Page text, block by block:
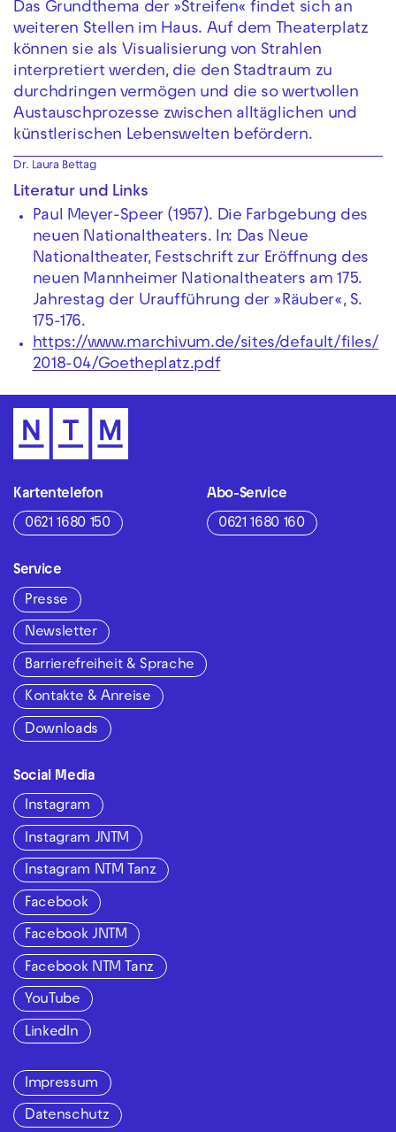
Das Grundthema der »Streifen« findet sich an
weiteren Stellen im Haus. Auf dem Theaterplatz
können sie als Visualisierung von Strahlen
interpretiert werden, die den Stadtraum zu
durchdringen vermögen und die so wertvollen
Austauschprozesse zwischen alltäglichen und
künstlerischen Lebenswelten befördern.
Dr. Laura Bettag
Literatur und Links
Paul Meyer-Speer (1957). Die Farbgebung des
neuen Nationaltheaters. In: Das Neue
Nationaltheater, Festschrift zur Eröffnung des
neuen Mannheimer Nationaltheaters am 175.
Jahrestag der Uraufführung der »Räuber«, S.
175-176.
https://www.marchivum.de/sites/default/files/
2018-04/Goetheplatz.pdf
Kartentelefon
0621 1680 150
Abo-Service
0621 1680 160
Service
Presse
Newsletter
Barrierefreiheit & Sprache
Kontakte & Anreise
Downloads
Social Media
Instagram
Instagram JNTM
Instagram NTM Tanz
Facebook
Facebook JNTM
Facebook NTM Tanz
YouTube
LinkedIn
Impressum
Datenschutz